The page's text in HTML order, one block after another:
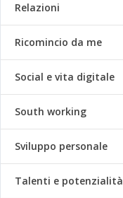
Relazioni
Ricomincio da me
Social e vita digitale
South working
Sviluppo personale
Talenti e potenzialità